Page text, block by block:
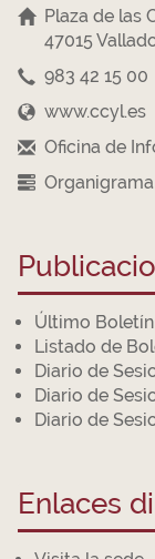
Plaza de las
47015
983 42 15 00
www.ccyl.es
Oficina de
Último Boletín
Listado de
Diario de
Diario de
Diario de
Enlaces